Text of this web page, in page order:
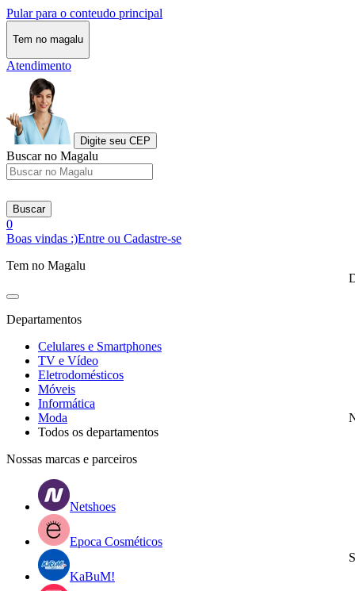
Pular para o conteudo principal
Tem no magalu
Atendimento
Digite seu CEP
Buscar no Magalu
Buscar
0
Boas vindas :)Entre ou Cadastre-se
Tem no Magalu
Departamentos
Celulares e Smartphones
TV e Vídeo
Eletrodomésticos
Móveis
Informática
Moda
Todos os departamentos
Nossas marcas e parceiros
Netshoes
Epoca Cosméticos
KaBuM!